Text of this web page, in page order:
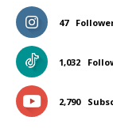
47
1,032
2,790